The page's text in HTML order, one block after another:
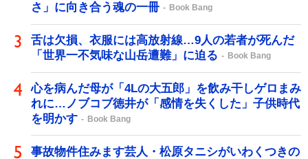
さ」に向き合う魂の一冊
Book Bang
舌は欠損、衣服には高放射線…9人の若者が死んだ
「世界一不気味な山岳遭難」に迫る
Book Bang
心を病んだ母が「4Lの大五郎」を飲み干しゲロまみ
れに…ノブコブ徳井が「感情を失くした」子供時代
を明かす
Book Bang
事故物件住みます芸人・松原タニシがいわくつきの